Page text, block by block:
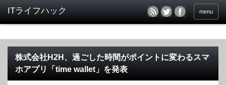
menu
株式会社H2H、過ごした時間がポイントに変わるスマ
ホアプリ「time wallet」を発表